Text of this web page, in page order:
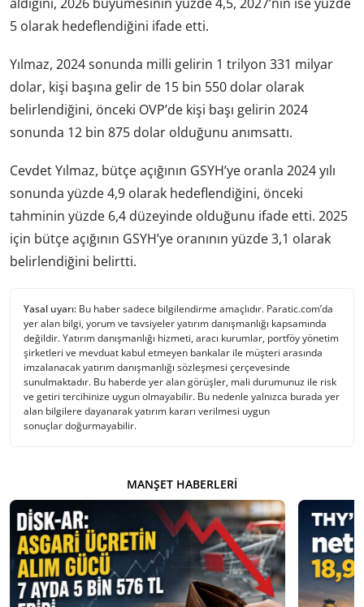
5 olarak hedeflendiğini ifade etti.
Yılmaz, 2024 sonunda milli gelirin 1 trilyon 331 milyar
dolar, kişi başına gelir de 15 bin 550 dolar olarak
belirlendiğini, önceki OVP’de kişi başı gelirin 2024
sonunda 12 bin 875 dolar olduğunu anımsattı.
Cevdet Yılmaz, bütçe açığının GSYH’ye oranla 2024 yılı
sonunda yüzde 4,9 olarak hedeflendiğini, önceki
tahminin yüzde 6,4 düzeyinde olduğunu ifade etti. 2025
için bütçe açığının GSYH’ye oranının yüzde 3,1 olarak
belirlendiğini belirtti.
Yasal uyarı: Bu haber sadece bilgilendirme amaçlıdır. Paratic.com’da
yer alan bilgi, yorum ve tavsiyeler yatırım danışmanlığı kapsamında
değildir. Yatırım danışmanlığı hizmeti, aracı kurumlar, portföy yönetim
şirketleri ve mevduat kabul etmeyen bankalar ile müşteri arasında
imzalanacak yatırım danışmanlığı sözleşmesi çerçevesinde
sunulmaktadır. Bu haberde yer alan görüşler, mali durumunuz ile risk
ve getiri tercihinize uygun olmayabilir. Bu nedenle yalnızca burada yer
alan bilgilere dayanarak yatırım kararı verilmesi uygun
sonuçlar doğurmayabilir.
MANŞET HABERLERI